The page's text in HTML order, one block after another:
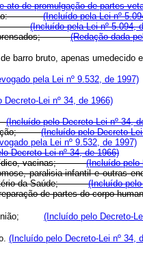
ato de promulgação de partes
à União:(Incluído pela Lei nº
(Incluído pela Lei nº 5.094,
não prensados;(Redação dada
de barro bruto, apenas
pela Lei nº 9.532, de 1997)
Decreto-Lei nº 34, de 1966)
(Incluído pelo Decreto-Lei nº 34,
(Incluído pelo Decreto-
pela Lei nº 9.532, de 1997)
Decreto-Lei nº 34, de 1966)
ofídico, vacinas;(Incluído pelo
paralisia infantil e outras
da Saúde;(Incluído
à reparação de partes do
à União; (Incluído pelo Decreto-
(Incluído pelo Decreto-Lei nº 34,